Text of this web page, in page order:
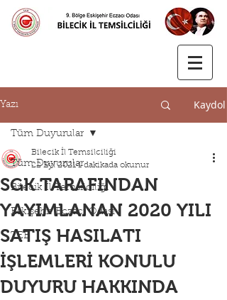
Yazı Kaydol
Tüm Duyurular
Bilecik İl Temsilciliği
Eskişehir Eczacı Odası
TEB
Tüm Duyurular
SGK TARAFINDAN
YAYIMLANAN 2020 YILI
SATIŞ HASILATI
İŞLEMLERİ KONULU
DUYURU HAKKINDA
Bilecik İl Temsilciliği
22 Eyl 2021 1 dakikada okunur